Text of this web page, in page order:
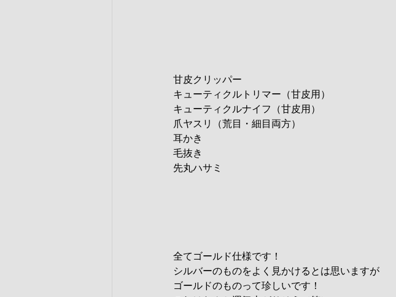
甘皮クリッパー
キューティクルトリマー（甘皮用）
キューティクルナイフ（甘皮用）
爪ヤスリ（荒目・細目両方）
耳かき
毛抜き
先丸ハサミ
全てゴールド仕様です！
シルバーのものをよく見かけるとは思いますが
ゴールドのものって珍しいです！